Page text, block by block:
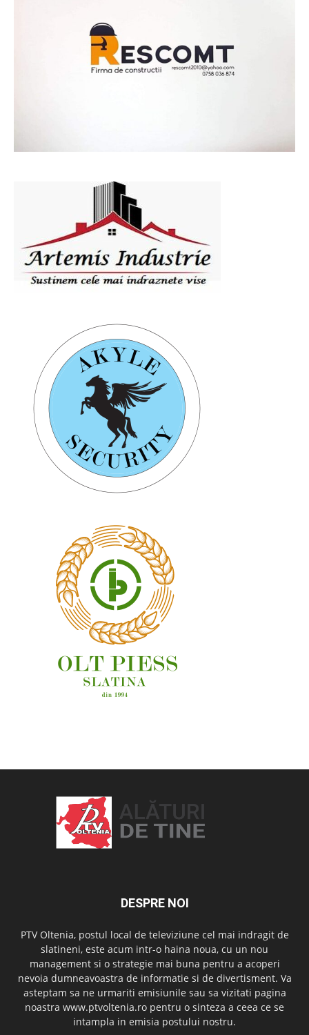
DESPRE NOI
PTV Oltenia, postul local de televiziune cel mai indragit de
slatineni, este acum intr-o haina noua, cu un nou
management si o strategie mai buna pentru a acoperi
nevoia dumneavoastra de informatie si de divertisment. Va
asteptam sa ne urmariti emisiunile sau sa vizitati pagina
noastra www.ptvoltenia.ro pentru o sinteza a ceea ce se
intampla in emisia postului nostru.